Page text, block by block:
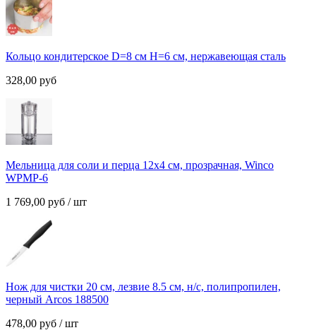
Кольцо кондитерское D=8 см H=6 см, нержавеющая сталь
328,00 руб
Мельница для соли и перца 12х4 см, прозрачная, Winco
WPMP-6
1 769,00 руб / шт
Нож для чистки 20 см, лезвие 8.5 см, н/с, полипропилен,
черный Arcos 188500
478,00 руб / шт